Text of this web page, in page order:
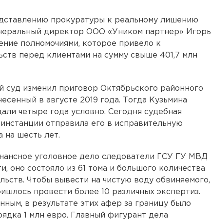
прокуратуры к реальному лишению
директор ООО «Уником партнер» Игорь
полномочиями, которое привело к
перед клиентами на сумму свыше 401,7 млн
суд изменил приговор Октябрьского районного
в августе 2019 года. Тогда Кузьмина
четыре года условно. Сегодня судебная
отправила его в исправительную
шесть лет.
уголовное дело следователи ГСУ ГУ МВД
оно состояло из 61 тома и большого количества
Чтобы вывести на чистую воду обвиняемого,
провести более 10 различных экспертиз.
в результате этих афер за границу было
1 млн евро. Главный фигурант дела